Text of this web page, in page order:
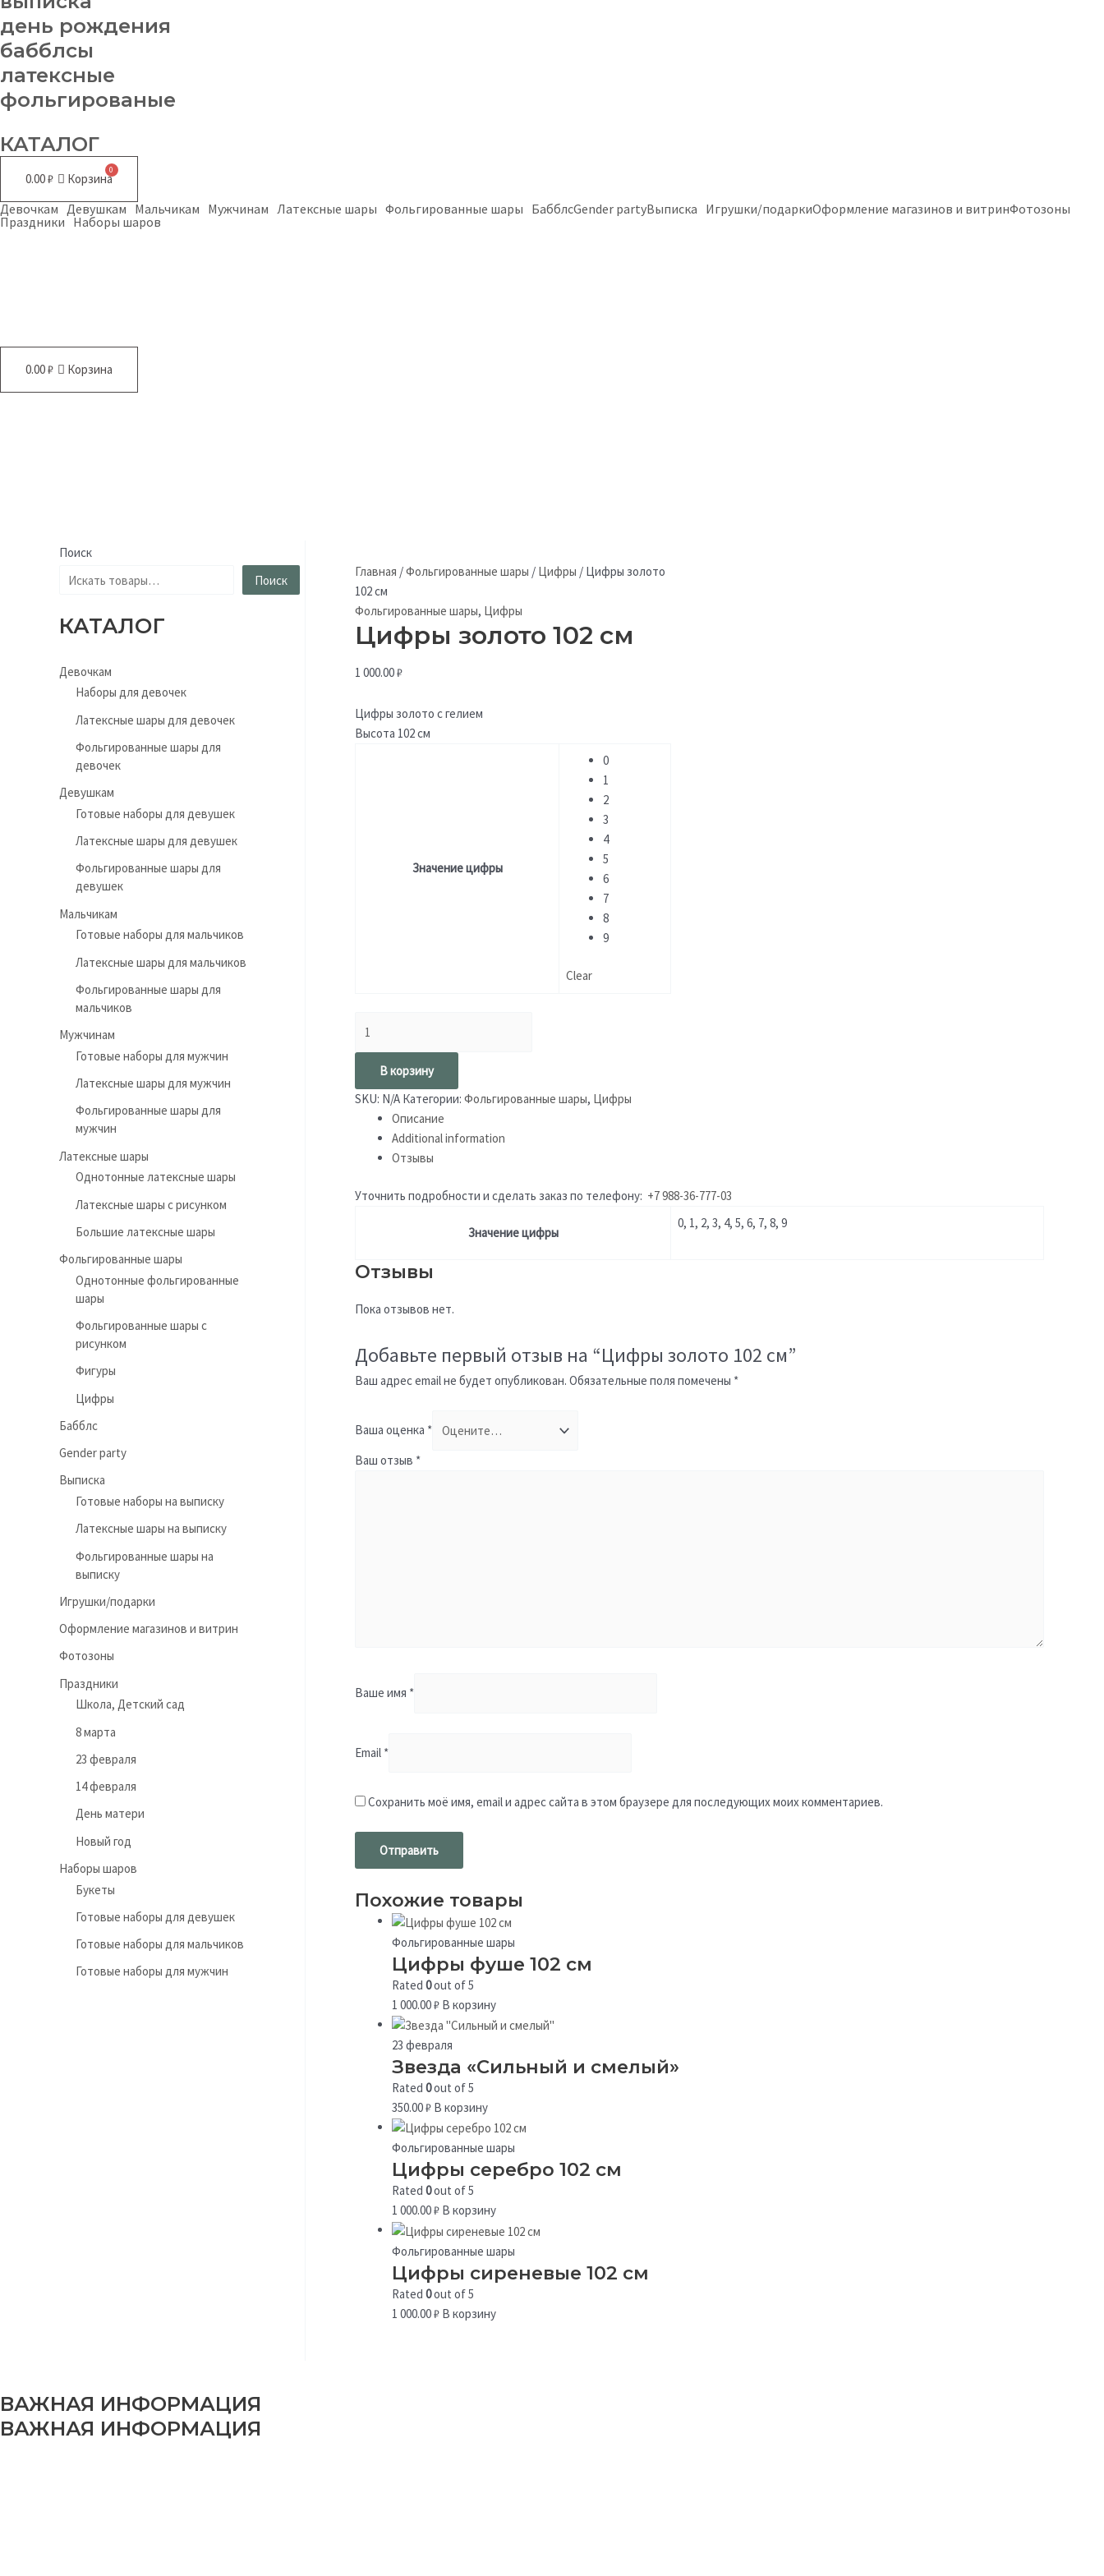
день рождения
бабблсы
латексные
фольгированые
КАТАЛОГ
0.00₽ Корзина
Девочкам Девушкам Мальчикам Мужчинам Латексные шары Фольгированные шары БабблсGender partyВыписка Игрушки/подаркиОформление магазинов и витринФотозоны
Праздники Наборы шаров
0.00₽ Корзина
Поиск
Поиск
КАТАЛОГ
Девочкам
Наборы для девочек
Латексные шары для девочек
Фольгированные шары для
девочек
Девушкам
Готовые наборы для девушек
Латексные шары для девушек
Фольгированные шары для
девушек
Мальчикам
Готовые наборы для мальчиков
Латексные шары для мальчиков
Фольгированные шары для
мальчиков
Мужчинам
Готовые наборы для мужчин
Латексные шары для мужчин
Фольгированные шары для
мужчин
Латексные шары
Однотонные латексные шары
Латексные шары с рисунком
Большие латексные шары
Фольгированные шары
Однотонные фольгированные
шары
Фольгированные шары с
рисунком
Фигуры
Цифры
Бабблс
Gender party
Выписка
Готовые наборы на выписку
Латексные шары на выписку
Фольгированные шары на
выписку
Игрушки/подарки
Оформление магазинов и витрин
Фотозоны
Праздники
Школа, Детский сад
8 марта
23 февраля
14 февраля
День матери
Новый год
Наборы шаров
Букеты
Готовые наборы для девушек
Готовые наборы для мальчиков
Готовые наборы для мужчин
Главная /Фольгированные шары / Цифры / Цифры золото
102 см
Фольгированные шары, Цифры
Цифры золото 102 см
1 000.00₽
Цифры золото с гелием
Высота 102 см
Значение цифры
0
1
2
3
4
5
6
7
8
9
Clear
В корзину
SKU: N/A Категории: Фольгированные шары, Цифры
Описание
Additional information
Отзывы
Уточнить подробности и сделать заказ по телефону: +7 988-36-777-03
Значение цифры
0, 1, 2, 3, 4, 5, 6, 7, 8, 9
Отзывы
Пока отзывов нет.
Добавьте первый отзыв на “Цифры золото 102 см”
Ваш адрес email не будет опубликован. Обязательные поля помечены *
Ваша оценка *
Ваш отзыв *
Ваше имя *
Email *
Сохранить моё имя, email и адрес сайта в этом браузере для последующих моих комментариев.
Похожие товары
Фольгированные шары
Цифры фуше 102 см
Rated 0out of 5
1 000.00₽ В корзину
23 февраля
Звезда «Сильный и смелый»
Rated 0out of 5
350.00₽ В корзину
Фольгированные шары
Цифры серебро 102 см
Rated 0out of 5
1 000.00₽ В корзину
Фольгированные шары
Цифры сиреневые 102 см
Rated 0out of 5
1 000.00₽ В корзину
ВАЖНАЯ ИНФОРМАЦИЯ
ВАЖНАЯ ИНФОРМАЦИЯ